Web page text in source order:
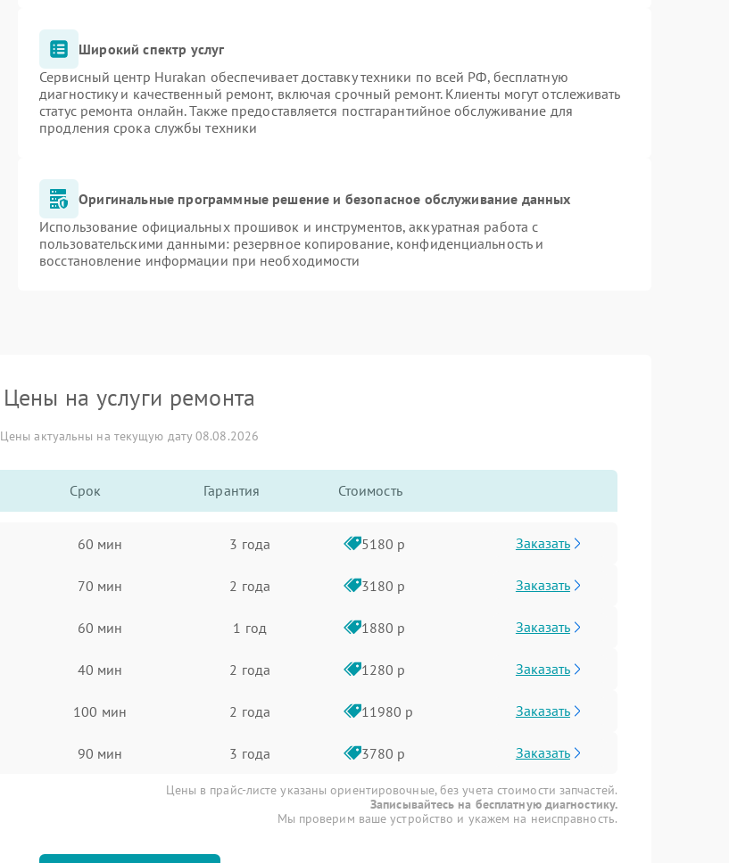
Широкий спектр услуг
Сервисный центр Hurakan обеспечивает доставку техники по всей РФ, бесплатную
диагностику и качественный ремонт, включая срочный ремонт. Клиенты могут отслеживать
статус ремонта онлайн. Также предоставляется постгарантийное обслуживание для
продления срока службы техники
Оригинальные программные решение и безопасное обслуживание данных
Использование официальных прошивок и инструментов, аккуратная работа с
пользовательскими данными: резервное копирование, конфиденциальность и
восстановление информации при необходимости
Цены на услуги ремонта
Цены актуальны на текущую дату 08.08.2026
Срок Гарантия Стоимость
60 мин 3 года 5180 р Заказать
70 мин 2 года 3180 р Заказать
60 мин 1 год 1880 р Заказать
40 мин 2 года 1280 р Заказать
100 мин 2 года 11980 р Заказать
90 мин 3 года 3780 р Заказать
Цены в прайс-листе указаны ориентировочные, без учета стоимости запчастей.
Записывайтесь на бесплатную диагностику.
Мы проверим ваше устройство и укажем на неисправность.